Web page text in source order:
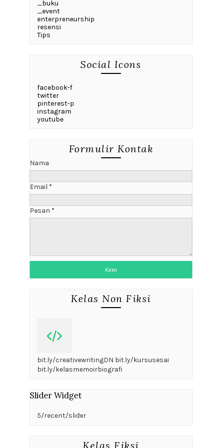
_buku
_event
enterpreneurship
resensi
Tips
Social Icons
facebook-f
twitter
pinterest-p
instagram
youtube
Formulir Kontak
Nama
Email *
Pesan *
Kelas Non Fiksi
bit.ly/creativewritingDN bit.ly/kursusesai
bit.ly/kelasmemoirbiografi
Slider Widget
5/recent/slider
Kelas Fiksi